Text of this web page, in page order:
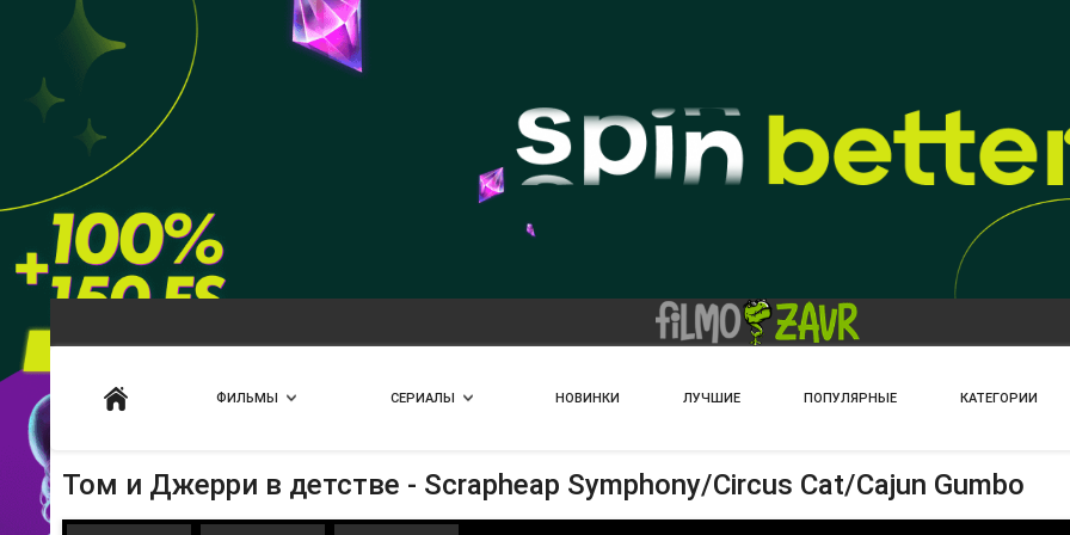
ФИЛЬМЫ СЕРИАЛЫ НОВИНКИ ЛУЧШИЕ ПОПУЛЯРНЫЕ КАТЕГОРИИ
Том и Джерри в детстве - Scrapheap Symphony/Circus Cat/Cajun Gumbo